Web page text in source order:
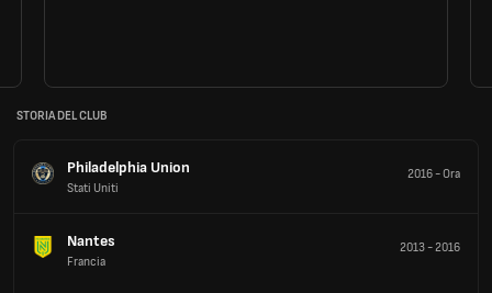
STORIA DEL CLUB
Philadelphia Union
Stati Uniti
2016-Ora
Nantes
Francia
2013-2016